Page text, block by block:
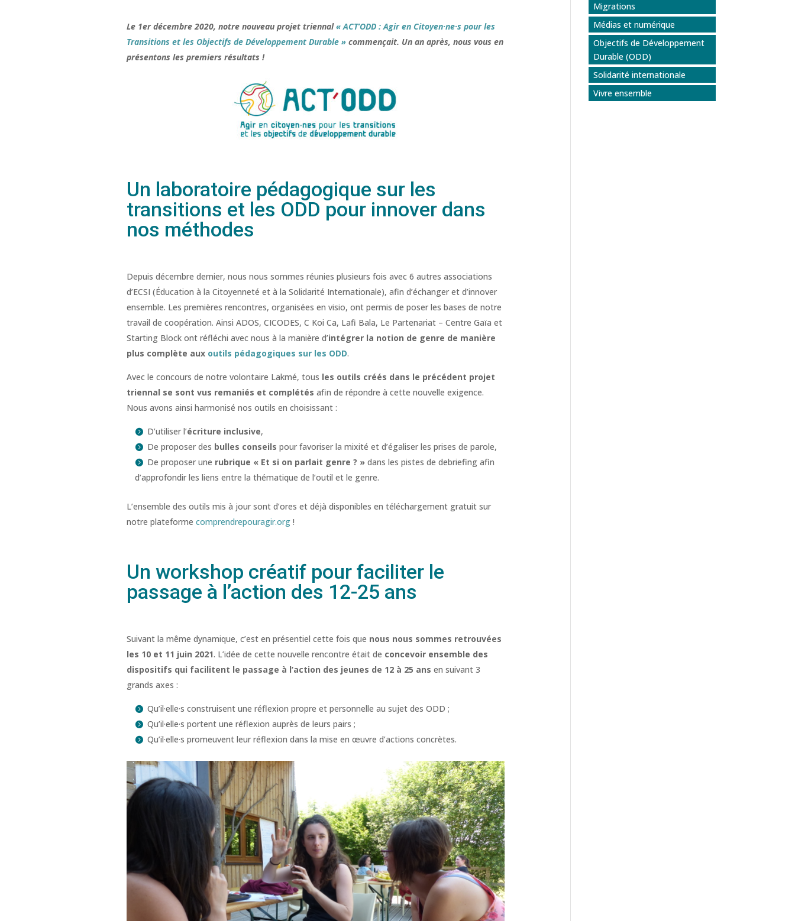
Le 1er décembre 2020, notre nouveau projet triennal« ACT’ODD : Agir en Citoyen·ne·s pour les
Transitions et les Objectifs de Développement Durable » commençait. Un an après, nous vous en
présentons les premiers résultats !
Un laboratoire pédagogique sur les
transitions et les ODD pour innover dans
nos méthodes
Depuis décembre dernier, nous nous sommes réunies plusieurs fois avec 6 autres associations
d’ECSI (Éducation à la Citoyenneté et à la Solidarité Internationale), afin d’échanger et d’innover
ensemble. Les premières rencontres, organisées en visio, ont permis de poser les bases de notre
travail de coopération. Ainsi ADOS, CICODES, C Koi Ca, Lafi Bala, Le Partenariat – Centre Gaïa et
Starting Block ont réfléchi avec nous à la manière d’intégrer la notion de genre de manière
plus complète aux outils pédagogiques sur les ODD.
Avec le concours de notre volontaire Lakmé, tous les outils créés dans le précédent projet
triennal se sont vus remaniés et complétés afin de répondre à cette nouvelle exigence.
Nous avons ainsi harmonisé nos outils en choisissant :
D’utiliser l’écriture inclusive,
De proposer des bulles conseils pour favoriser la mixité et d’égaliser les prises de parole,
De proposer une rubrique « Et si on parlait genre ? » dans les pistes de debriefing afin
d’approfondir les liens entre la thématique de l’outil et le genre.
L’ensemble des outils mis à jour sont d’ores et déjà disponibles en téléchargement gratuit sur
notre plateformecomprendrepouragir.org !
Un workshop créatif pour faciliter le
passage à l’action des 12-25 ans
Suivant la même dynamique, c’est en présentiel cette fois que nous nous sommes retrouvées
les 10 et 11 juin 2021. L’idée de cette nouvelle rencontre était de concevoir ensemble des
dispositifs qui facilitent le passage à l’action des jeunes de 12 à 25 ans en suivant 3
grands axes :
Qu’il·elle·s construisent une réflexion propre et personnelle au sujet des ODD ;
Qu’il·elle·s portent une réflexion auprès de leurs pairs ;
Qu’il·elle·s promeuvent leur réflexion dans la mise en œuvre d’actions concrètes.
Migrations
Médias et numérique
Objectifs de Développement
Durable (ODD)
Solidarité internationale
Vivre ensemble